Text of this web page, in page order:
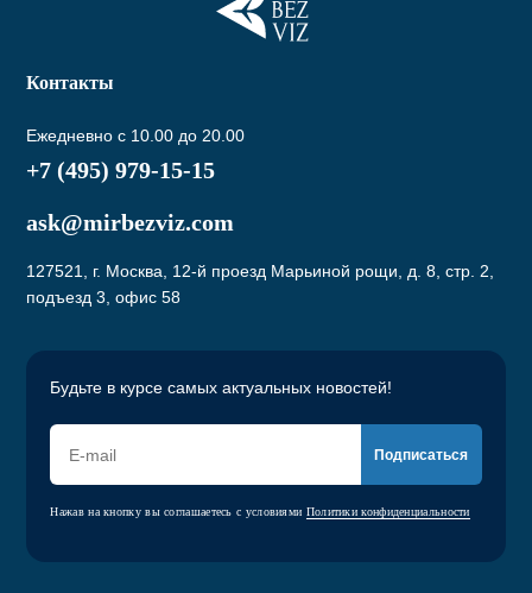
Контакты
Ежедневно с 10.00 до 20.00
+7 (495) 979-15-15
ask@mirbezviz.com
127521, г. Москва, 12-й проезд Марьиной рощи, д. 8, стр. 2,
подъезд 3, офис 58
Будьте в курсе самых актуальных новостей!
Подписаться
Нажав на кнопку вы соглашаетесь с условиями Политики конфиденциальности